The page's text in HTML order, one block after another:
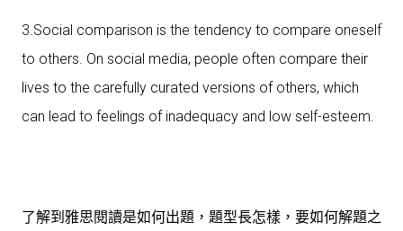
3.Social comparison is the tendency to compare oneself
to others. On social media, people often compare their
lives to the carefully curated versions of others, which
can lead to feelings of inadequacy and low self-esteem.
了解到雅思閱讀是如何出題，題型長怎樣，要如何解題之